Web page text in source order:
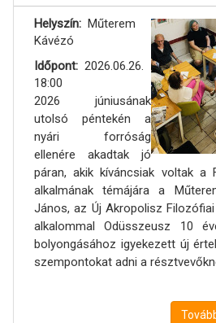
Helyszín
Műterem
Kávézó
Időpont
2026.06.26.
18:00
2026 júniusának
utolsó péntekén a
nyári forróság
ellenére akadtak jó
páran, akik kíváncsiak voltak a
alkalmának témájára a
János, az Új Akropolisz
alkalommal Odüsszeusz 10
bolyongásához igyekezett új
szempontokat adni a